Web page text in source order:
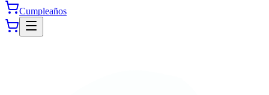
Cumpleaños